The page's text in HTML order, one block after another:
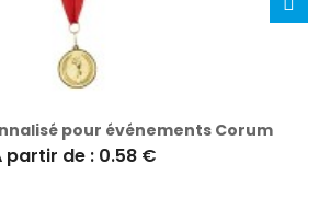
pour événements Corum
partir de : 0.58 €